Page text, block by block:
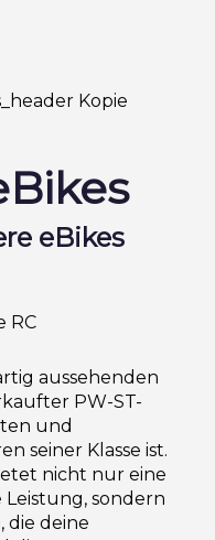
eBikes
aussehenden
PW-ST-
und
seiner Klasse ist.
nicht nur eine
sondern
die deine